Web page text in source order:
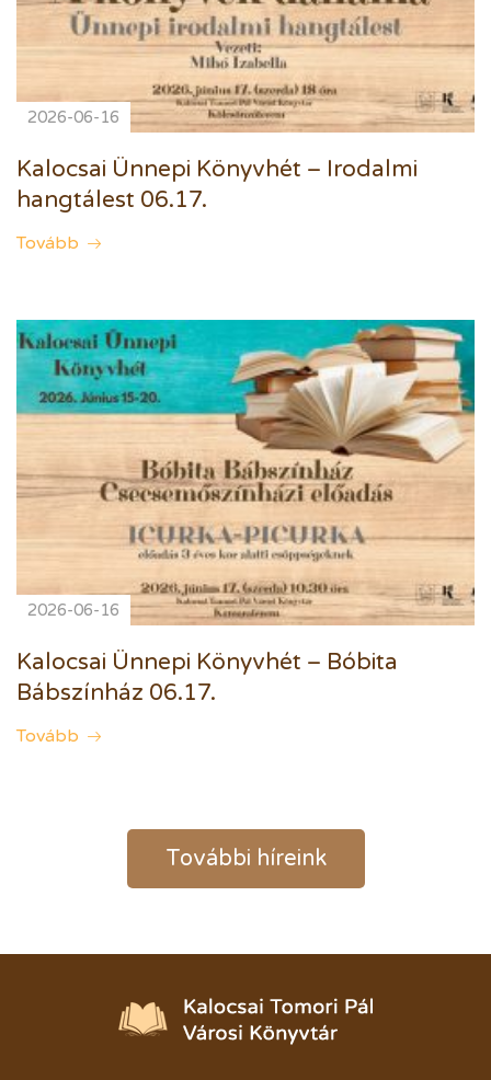
2026-06-16
Kalocsai Ünnepi Könyvhét – Irodalmi
hangtálest 06.17.
Tovább
2026-06-16
Kalocsai Ünnepi Könyvhét – Bóbita
Bábszínház 06.17.
Tovább
További híreink